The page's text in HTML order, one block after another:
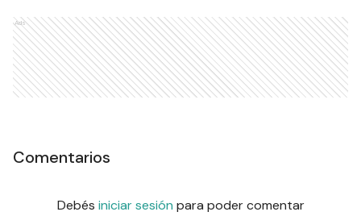
Ads
Comentarios
Debés iniciar sesión para poder comentar